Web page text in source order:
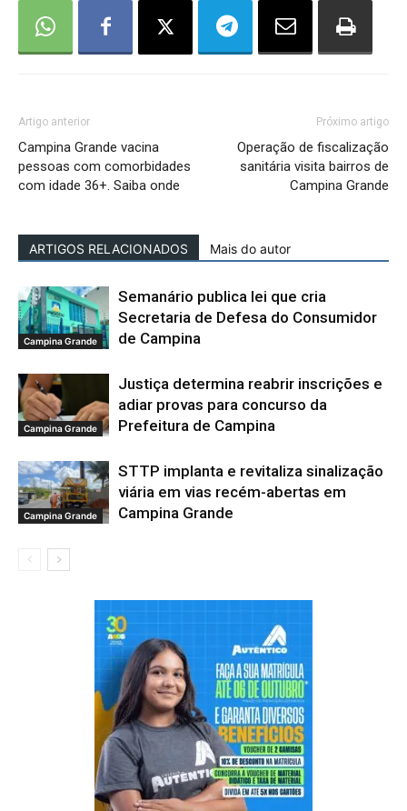
Artigo anterior
Campina Grande vacina
pessoas com comorbidades
com idade 36+. Saiba onde
Próximo artigo
Operação de fiscalização
sanitária visita bairros de
Campina Grande
ARTIGOS RELACIONADOS Mais do autor
Campina Grande
Semanário publica lei que cria
Secretaria de Defesa do Consumidor
de Campina
Campina Grande
Justiça determina reabrir inscrições e
adiar provas para concurso da
Prefeitura de Campina
Campina Grande
STTP implanta e revitaliza sinalização
viária em vias recém-abertas em
Campina Grande